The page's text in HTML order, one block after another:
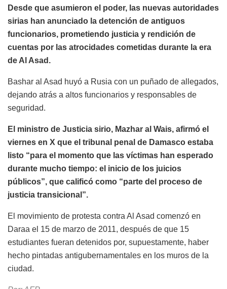
Desde que asumieron el poder, las nuevas autoridades
sirias han anunciado la detención de antiguos
funcionarios, prometiendo justicia y rendición de
cuentas por las atrocidades cometidas durante la era
de Al Asad.
Bashar al Asad huyó a Rusia con un puñado de allegados,
dejando atrás a altos funcionarios y responsables de
seguridad.
El ministro de Justicia sirio, Mazhar al Wais, afirmó el
viernes en X que el tribunal penal de Damasco estaba
listo “para el momento que las víctimas han esperado
durante mucho tiempo: el inicio de los juicios
públicos”, que calificó como “parte del proceso de
justicia transicional”.
El movimiento de protesta contra Al Asad comenzó en
Daraa el 15 de marzo de 2011, después de que 15
estudiantes fueran detenidos por, supuestamente, haber
hecho pintadas antigubernamentales en los muros de la
ciudad.